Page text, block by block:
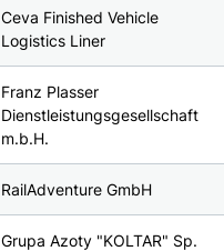
Ceva Finished Vehicle
Logistics Liner
Franz Plasser
Dienstleistungsgesellschaft
m.b.H.
RailAdventure GmbH
Grupa Azoty "KOLTAR" Sp.